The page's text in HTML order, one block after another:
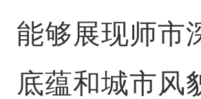
能够展现师市
底蕴和城市风